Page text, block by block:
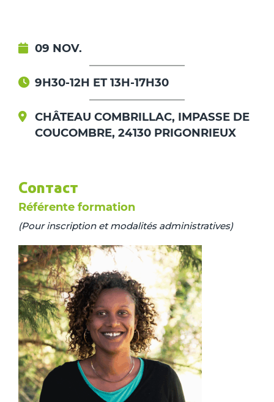
09 NOV.
9H30-12H ET 13H-17H30
CHÂTEAU COMBRILLAC, IMPASSE DE
COUCOMBRE, 24130 PRIGONRIEUX
Contact
Référente formation
(Pour inscription et modalités administratives)